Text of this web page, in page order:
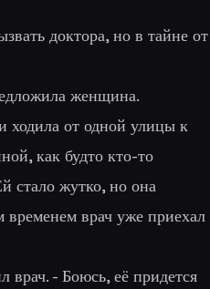
доктора, но в тайне от
женщина.
от одной улицы к
как будто кто-то
стало жутко, но она
временем врач уже приехал
- Боюсь, её придется